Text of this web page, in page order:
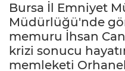
Bursa İl Emniyet
Müdürlüğü'nde
memuru İhsan
krizi sonucu
memleketi